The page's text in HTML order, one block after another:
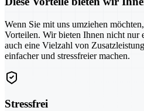
Wenn Sie mit uns umziehen
Vorteilen. Wir bieten Ihnen nicht nur
auch eine Vielzahl von
einfacher und stressfreier machen.
Stressfrei